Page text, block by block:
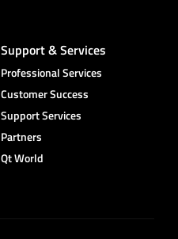
Support & Services
Professional Services
Customer Success
Support Services
Partners
Qt World